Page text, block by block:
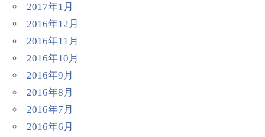
2017年1月
2016年12月
2016年11月
2016年10月
2016年9月
2016年8月
2016年7月
2016年6月